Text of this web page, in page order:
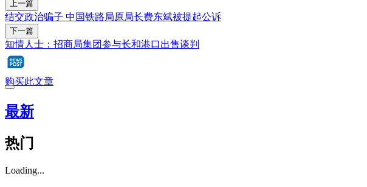
上一篇
结交政治骗子 中国铁路局原局长费东斌被提起公诉
下一篇
知情人士：招商局集团参与长和港口出售谈判
购买此文章
最新
热门
Loading...